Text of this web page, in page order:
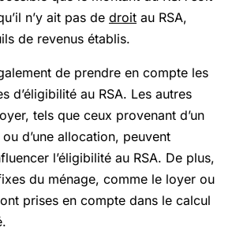
n’y ait pas de droit au RSA,
de revenus établis.
de prendre en compte les
d’éligibilité au RSA. Les autres
tels que ceux provenant d’un
d’une allocation, peuvent
l’éligibilité au RSA. De plus,
du ménage, comme le loyer ou
prises en compte dans le calcul